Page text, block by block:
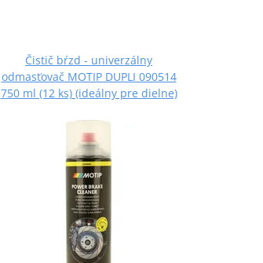
Čistič bŕzd - univerzálny
odmasťovač MOTIP DUPLI 090514
750 ml (12 ks) (ideálny pre dielne)